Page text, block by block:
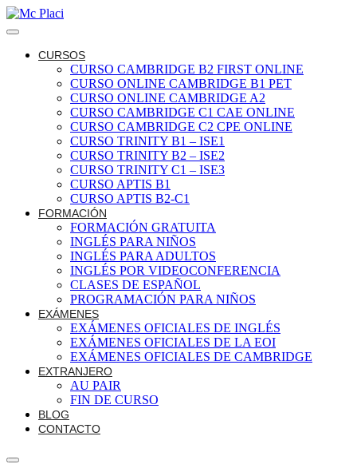
CURSOS
CURSO CAMBRIDGE B2 FIRST ONLINE
CURSO ONLINE CAMBRIDGE B1 PET
CURSO ONLINE CAMBRIDGE A2
CURSO CAMBRIDGE C1 CAE ONLINE
CURSO CAMBRIDGE C2 CPE ONLINE
CURSO TRINITY B1 – ISE1
CURSO TRINITY B2 – ISE2
CURSO TRINITY C1 – ISE3
CURSO APTIS B1
CURSO APTIS B2-C1
FORMACIÓN
FORMACIÓN GRATUITA
INGLÉS PARA NIÑOS
INGLÉS PARA ADULTOS
INGLÉS POR VIDEOCONFERENCIA
CLASES DE ESPAÑOL
PROGRAMACIÓN PARA NIÑOS
EXÁMENES
EXÁMENES OFICIALES DE INGLÉS
EXÁMENES OFICIALES DE LA EOI
EXÁMENES OFICIALES DE CAMBRIDGE
EXTRANJERO
AU PAIR
FIN DE CURSO
BLOG
CONTACTO